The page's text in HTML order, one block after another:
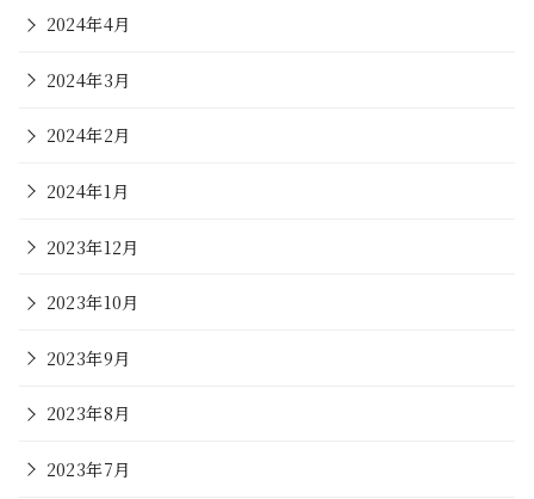
2024年4月
2024年3月
2024年2月
2024年1月
2023年12月
2023年10月
2023年9月
2023年8月
2023年7月